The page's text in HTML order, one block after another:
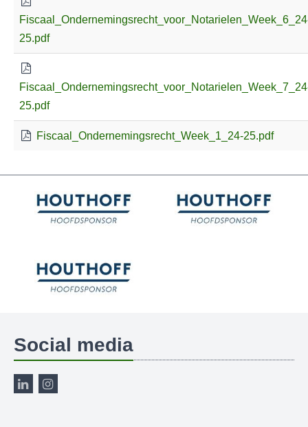
25.pdf
25.pdf
Fiscaal_Ondernemingsrecht_Week_1_24-25.pdf
Social media